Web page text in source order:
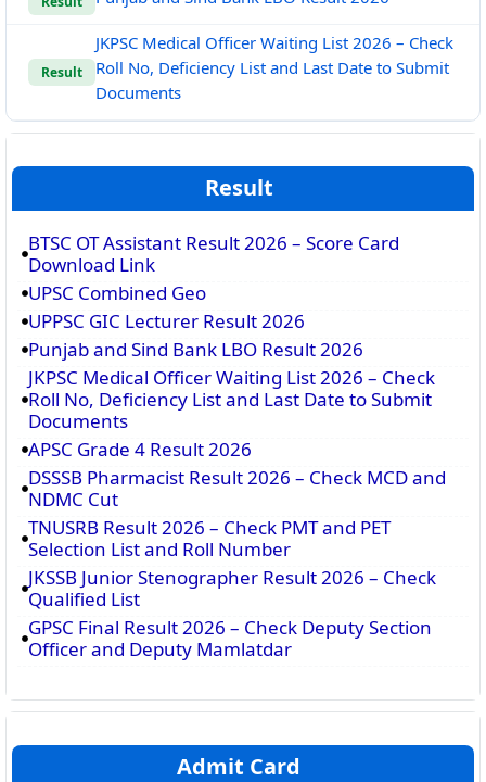
Result
JKPSC Medical Officer Waiting List 2026 – Check
Roll No, Deficiency List and Last Date to Submit
Documents
Result
BTSC OT Assistant Result 2026 – Score Card
Download Link
UPSC Combined Geo
UPPSC GIC Lecturer Result 2026
Punjab and Sind Bank LBO Result 2026
JKPSC Medical Officer Waiting List 2026 – Check
Roll No, Deficiency List and Last Date to Submit
Documents
APSC Grade 4 Result 2026
DSSSB Pharmacist Result 2026 – Check MCD and
NDMC Cut
TNUSRB Result 2026 – Check PMT and PET
Selection List and Roll Number
JKSSB Junior Stenographer Result 2026 – Check
Qualified List
GPSC Final Result 2026 – Check Deputy Section
Officer and Deputy Mamlatdar
Admit Card